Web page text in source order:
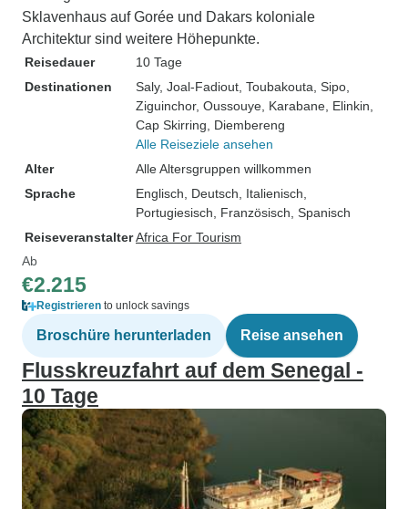
Sklavenhaus auf Gorée und Dakars koloniale
Architektur sind weitere Höhepunkte.
Reisedauer
10 Tage
Destinationen
Saly, Joal-Fadiout , Toubakouta , Sipo
Ziguinchor, Oussouye , Karabane , Elinkin
Cap Skirring , Diembereng
Alle Reiseziele ansehen
Alter
Alle Altersgruppen willkommen
Sprache
Englisch, Deutsch, Italienisch,
Portugiesisch, Französisch, Spanisch
ReiseveranstalterAfrica For Tourism
Ab
€2.215
Registrieren to unlock savings
Broschüre herunterladen Reise ansehen
Flusskreuzfahrt auf dem Senegal -
10 Tage